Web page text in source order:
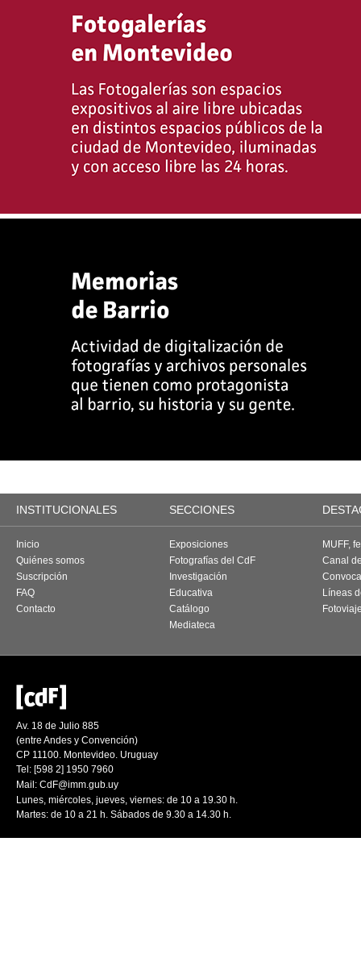
INSTITUCIONALES SECCIONES
Inicio
Quiénes somos
Suscripción
FAQ
Contacto
Exposiciones
Fotografías del CdF
Investigación
Educativa
Catálogo
Mediateca
MUFF,
Canal
Líneas
Av. 18 de Julio 885
(entre Andes y Convención)
CP 11100. Montevideo. Uruguay
Tel: [598 2] 1950 7960
Mail: CdF@imm.gub.uy
Lunes, miércoles, jueves, viernes: de 10 a 19.30 h.
Martes: de 10 a 21 h. Sábados de 9.30 a 14.30 h.